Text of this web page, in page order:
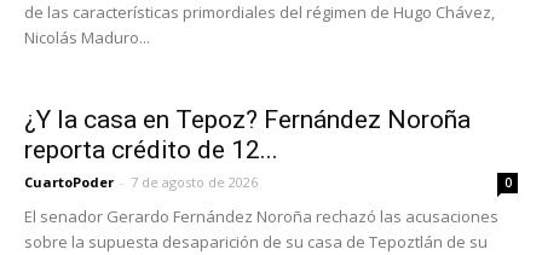
de las características primordiales del régimen de Hugo Chávez,
Nicolás Maduro...
¿Y la casa en Tepoz? Fernández Noroña
reporta crédito de 12...
CuartoPoder - 7 de agosto de 2026 0
El senador Gerardo Fernández Noroña rechazó las acusaciones
sobre la supuesta desaparición de su casa de Tepoztlán de su